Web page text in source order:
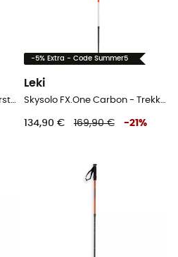
Makalu FX Carbon - Wanderstöcke
-5% Extra - Code Summer5
Leki
Skysolo FX.One Carbon - Trekkingstöcke
134,90 € 169,90 € -21 %